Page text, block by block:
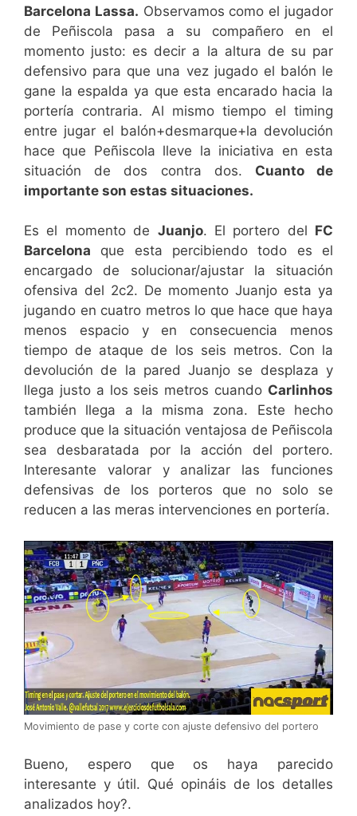
Barcelona Lassa. Observamos como el jugador
de Peñiscola pasa a su compañero en el
momento justo: es decir a la altura de su par
defensivo para que una vez jugado el balón le
gane la espalda ya que esta encarado hacia la
portería contraria. Al mismo tiempo el timing
entre jugar el balón+desmarque+la devolución
hace que Peñiscola lleve la iniciativa en esta
situación de dos contra dos. Cuanto de
importante son estas situaciones.
Es el momento de Juanjo. El portero del FC
Barcelona que esta percibiendo todo es el
encargado de solucionar/ajustar la situación
ofensiva del 2c2. De momento Juanjo esta ya
jugando en cuatro metros lo que hace que haya
menos espacio y en consecuencia menos
tiempo de ataque de los seis metros. Con la
devolución de la pared Juanjo se desplaza y
llega justo a los seis metros cuando Carlinhos
también llega a la misma zona. Este hecho
produce que la situación ventajosa de Peñiscola
sea desbaratada por la acción del portero.
Interesante valorar y analizar las funciones
defensivas de los porteros que no solo se
reducen a las meras intervenciones en portería.
Movimiento de pase y corte con ajuste defensivo del portero
Bueno, espero que os haya parecido
interesante y útil. Qué opináis de los detalles
analizados hoy?.